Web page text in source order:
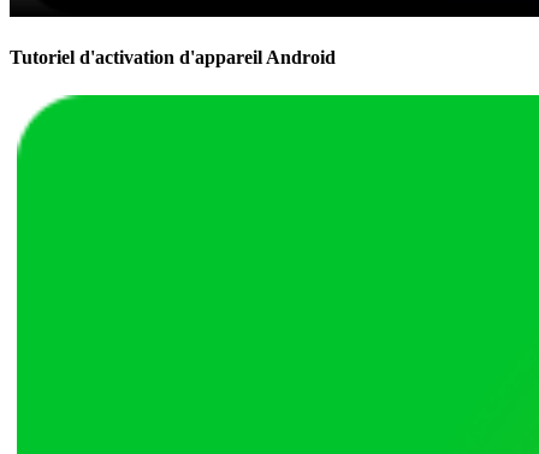
Tutoriel d'activation d'appareil Android